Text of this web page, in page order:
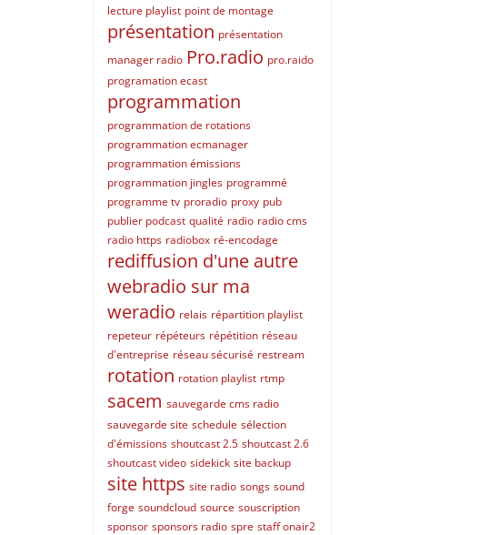
lecture playlist point de montage
présentation présentation
manager radio Pro.radio pro.raido
programation ecast
programmation
programmation de rotations
programmation ecmanager
programmation émissions
programmation jingles programmé
programme tv proradio proxy pub
publier podcast qualité radio radio cms
radio https radiobox ré-encodage
rediffusion d'une autre
webradio sur ma
weradio relais répartition playlist
repeteur répéteurs répétition réseau
d'entreprise réseau sécurisé restream
rotation rotation playlist rtmp
sacem sauvegarde cms radio
sauvegarde site schedule sélection
d'émissions shoutcast 2.5 shoutcast 2.6
shoutcast video sidekick site backup
site https site radio songs sound
forge soundcloud source souscription
sponsor sponsors radio spre staff onair2